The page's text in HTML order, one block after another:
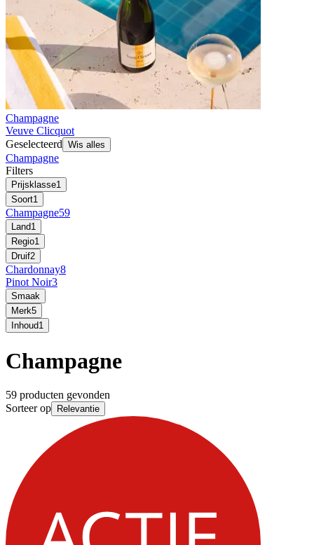
Champagne
Veuve Clicquot
Geselecteerd Wis alles
Champagne
Filters
Prijsklasse1
Soort1
Champagne59
Land1
Regio1
Druif2
Chardonnay8
Pinot Noir3
Smaak
Merk5
Inhoud1
Champagne
59 producten gevonden
Sorteer op
Relevantie